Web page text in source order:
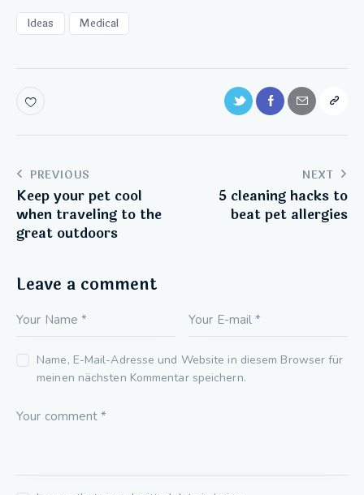
Ideas Medical
PREVIOUS
Keep your pet cool
when traveling to the
great outdoors
NEXT
5 cleaning hacks to
beat pet allergies
Leave a comment
Name, E-Mail-Adresse und Website in diesem Browser für
meinen nächsten Kommentar speichern.